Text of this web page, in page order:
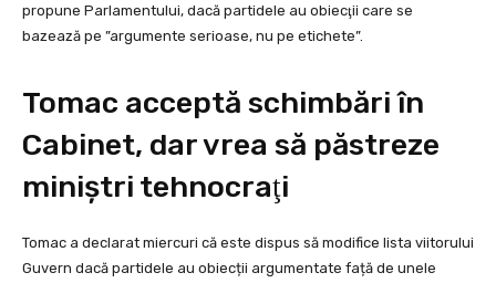
propune Parlamentului, dacă partidele au obiecţii care se
bazează pe ”argumente serioase, nu pe etichete”.
Tomac acceptă schimbări în
Cabinet, dar vrea să păstreze
miniştri tehnocraţi
Tomac a declarat miercuri că este dispus să modifice lista viitorului
Guvern dacă partidele au obiecții argumentate față de unele